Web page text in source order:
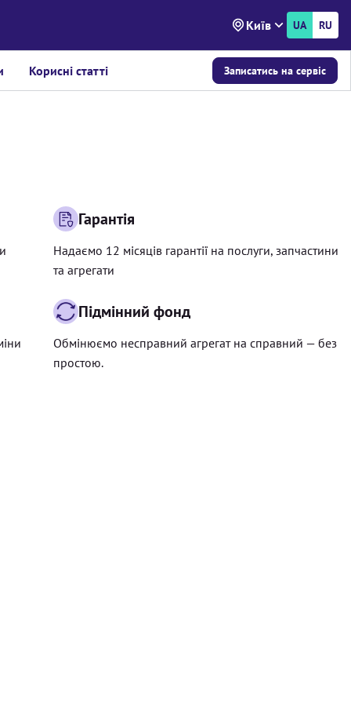
Київ UA RU
Корисні статті Записатись на сервіс
Гарантія
Надаємо 12 місяців гарантії на послуги, запчастини
та агрегати
Підмінний фонд
Обмінюємо несправний агрегат на справний — без
простою.